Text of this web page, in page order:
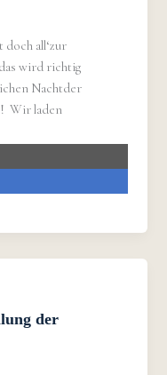
all‘zur
wird richtig
Nachtder
Wir laden
der